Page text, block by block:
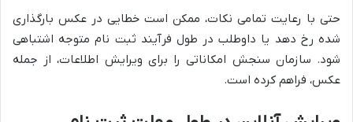
حتی با رعایت تمامی نکات، ممکن است خطایی در عکس بارگذاری
شده رخ دهد یا داوطلب در طول فرآیند ثبت نام متوجه اشتباهی
شود. سازمان سنجش امکاناتی را برای ویرایش اطلاعات، از جمله
عکس، فراهم کرده است.